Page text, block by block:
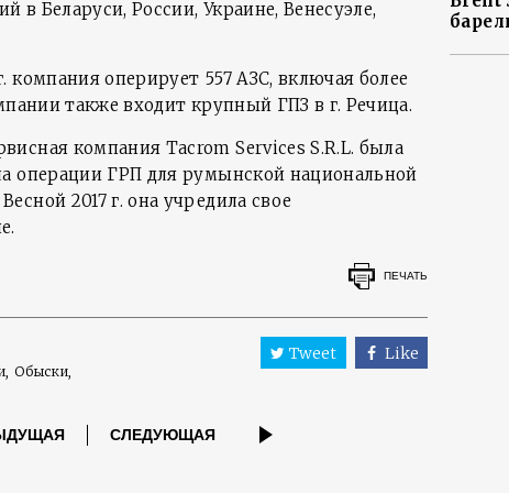
в Беларуси, России, Украине, Венесуэле,
компания оперирует 557 АЗС, включая более
также входит крупный ГПЗ в г. Речица.
компания Tacrom Services S.R.L. была
операции ГРП для румынской национальной
2017 г. она учредила свое
ПЕЧАТЬ
Обыски
Tweet Like
СЛЕДУЮЩАЯ